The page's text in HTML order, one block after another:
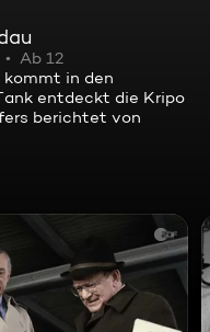
Ab 12
kommt in den
entdeckt die Kripo
berichtet von